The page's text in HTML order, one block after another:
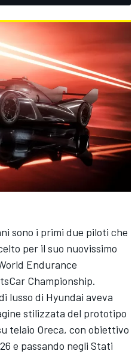
sono i primi due piloti che
per il suo nuovissimo
Endurance
Championship.
lusso di Hyundai aveva
stilizzata del prototipo
telaio Oreca, con obiettivo
e passando negli Stati